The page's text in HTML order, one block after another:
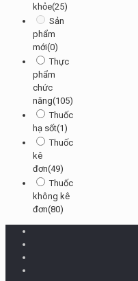
khỏe(25)
Sản
phẩm
mới(0)
Thực
phẩm
chức
năng(105)
Thuốc
hạ sốt(1)
Thuốc
kê
đơn(49)
Thuốc
không kê
đơn(80)